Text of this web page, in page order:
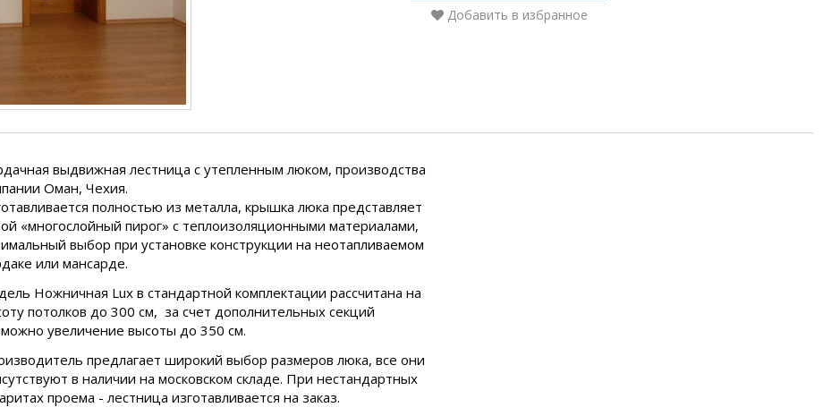
Добавить в избранное
выдвижная лестница с утепленным люком, производства
Оман, Чехия.
полностью из металла, крышка люка представляет
«многослойный пирог» с теплоизоляционными материалами,
выбор при установке конструкции на неотапливаемом
или мансарде.
Ножничная Lux в стандартной комплектации рассчитана на
потолков до 300 см, за счет дополнительных секций
увеличение высоты до 350 см.
предлагает широкий выбор размеров люка, все они
в наличии на московском складе. При нестандартных
проема - лестница изготавливается на заказ.